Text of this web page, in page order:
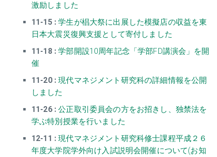
激励しました
11-15 :学生が椙大祭に出展した模擬店の収益を東
日本大震災復興支援として寄付しました
11-18 :学部開設10周年記念「学部FD講演会」を開
催
11-20 :現代マネジメント研究科の詳細情報を公開
しました
11-26 :公正取引委員会の方をお招きし、独禁法を
学ぶ特別授業を行いました
12-11 :現代マネジメント研究科修士課程平成２６
年度大学院学外向け入試説明会開催について(お知